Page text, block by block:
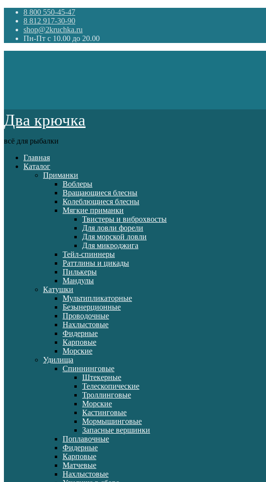
8 800 550-45-47
8 812 917-30-90
shop@2kruchka.ru
Пн-Пт с 10.00 до 20.00
Два крючка
всё для рыбалки
Главная
Каталог
Приманки
Воблеры
Вращающиеся блесны
Колеблющиеся блесны
Мягкие приманки
Твистеры и виброхвосты
Для ловли форели
Для морской ловли
Для микроджига
Тейл-спиннеры
Раттлины и цикады
Пилькеры
Мандулы
Катушки
Мультипликаторные
Безынерционные
Проводочные
Нахлыстовые
Фидерные
Карповые
Морские
Удилища
Спиннинговые
Штекерные
Телескопические
Троллинговые
Морские
Кастинговые
Мормышинговые
Запасные вершинки
Поплавочные
Фидерные
Карповые
Матчевые
Нахлыстовые